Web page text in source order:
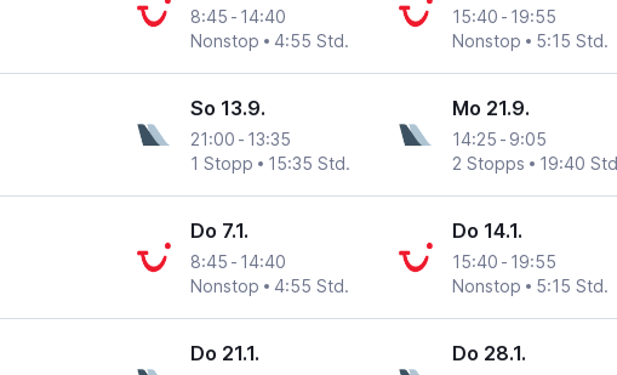
8:45 - 14:40
Nonstop
4:55 Std.
15:40 - 19:55
Nonstop
5:15 Std.
So 13.9.
21:00 - 13:35
1 Stopp
15:35 Std.
Mo 21.9.
14:25 - 9:05
2 Stopps
19:40
Do 7.1.
8:45 - 14:40
Nonstop
4:55 Std.
Do 14.1.
15:40 - 19:55
Nonstop
5:15 Std.
Do 21.1. Do 28.1.